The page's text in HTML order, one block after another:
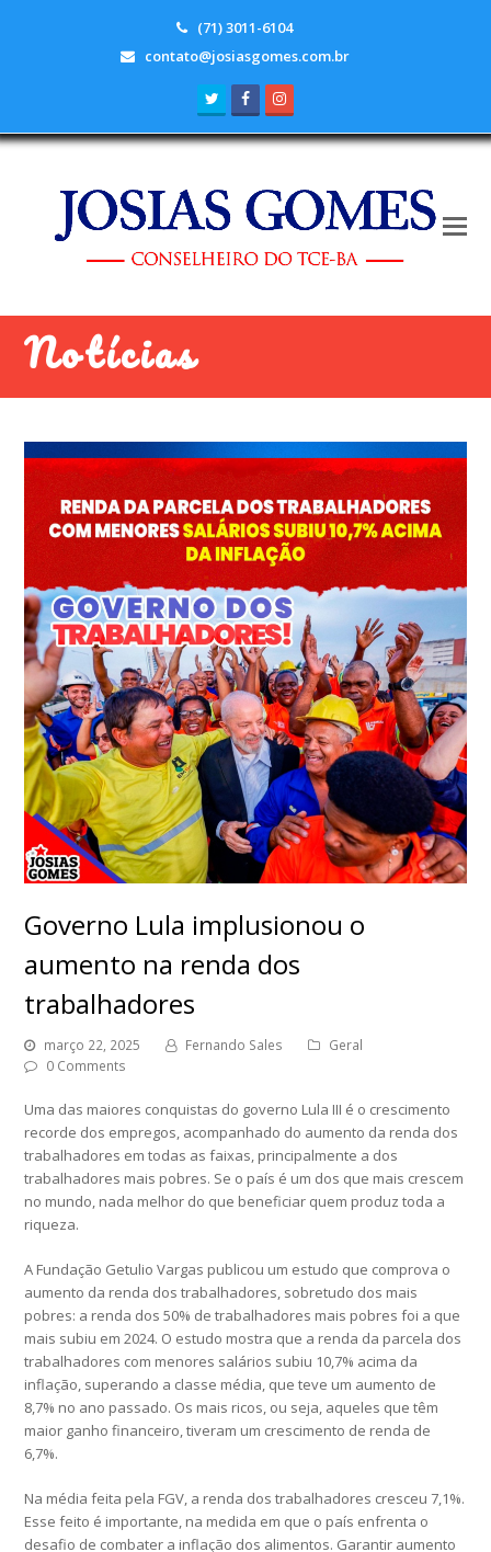
(71) 3011-6104
contato@josiasgomes.com.br
TwitterFacebook
Notícias
Governo Lula implusionou o
aumento na renda dos
trabalhadores
março 22, 2025 Fernando Sales
Geral
0 Comments
Uma das maiores conquistas do governo Lula III é o crescimento
recorde dos empregos, acompanhado do aumento da renda dos
trabalhadores em todas as faixas, principalmente a dos
trabalhadores mais pobres. Se o país é um dos que mais crescem
no mundo, nada melhor do que beneficiar quem produz toda a
riqueza.
A Fundação Getulio Vargas publicou um estudo que comprova o
aumento da renda dos trabalhadores, sobretudo dos mais
pobres: a renda dos 50% de trabalhadores mais pobres foi a que
mais subiu em 2024. O estudo mostra que a renda da parcela dos
trabalhadores com menores salários subiu 10,7% acima da
inflação, superando a classe média, que teve um aumento de
8,7% no ano passado. Os mais ricos, ou seja, aqueles que têm
maior ganho financeiro, tiveram um crescimento de renda de
6,7%.
Na média feita pela FGV, a renda dos trabalhadores cresceu 7,1%.
Esse feito é importante, na medida em que o país enfrenta o
desafio de combater a inflação dos alimentos. Garantir aumento